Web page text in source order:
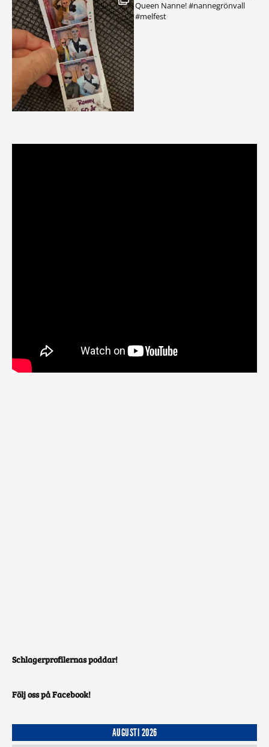
Schlagerprofilernas poddar!
Följ oss på Facebook!
AUGUSTI 2026